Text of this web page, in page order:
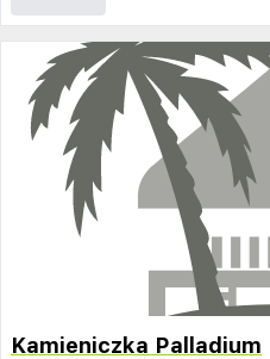
Kamieniczka Palladium